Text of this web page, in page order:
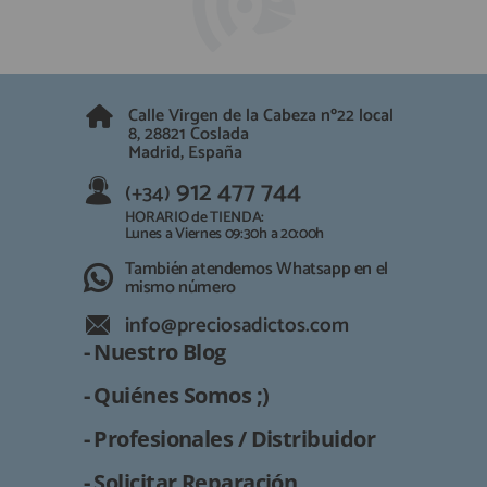
(+34) 912 477 744
HORARIO de TIENDA:
Lunes a Viernes 09:30h a 20:00h
También atendemos Whatsapp
info@preciosadictos.com
Calle Virgen de la Cabeza nº22 local
8, 28821 Coslada
Madrid, España
(+34) 912 477 744
HORARIO de TIENDA:
Lunes a Viernes 09:30h a 20:00h
También atendemos Whatsapp en el
mismo número
info@preciosadictos.com
- Nuestro Blog
- Quiénes Somos ;)
- Profesionales / Distribuidor